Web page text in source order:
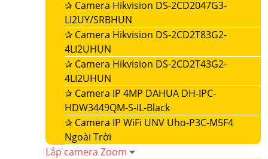
✰ Camera Hikvision DS-2CD2047G3-
LI2UY/SRBHUN
✰ Camera Hikvision DS-2CD2T83G2-
4LI2UHUN
✰ Camera Hikvision DS-2CD2T43G2-
4LI2UHUN
✰ Camera IP 4MP DAHUA DH-IPC-
HDW3449QM-S-IL-Black
✰ Camera IP WiFi UNV Uho-P3C-M5F4
Ngoài Trời
Lắp camera Zoom